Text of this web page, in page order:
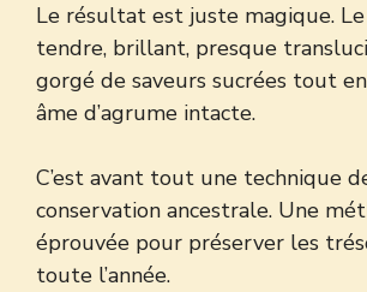
Le résultat est juste magique.
tendre, brillant, presque
gorgé de saveurs sucrées tout
âme d’agrume intacte.
C’est avant tout une technique
conservation ancestrale. Une
éprouvée pour préserver les
toute l’année.